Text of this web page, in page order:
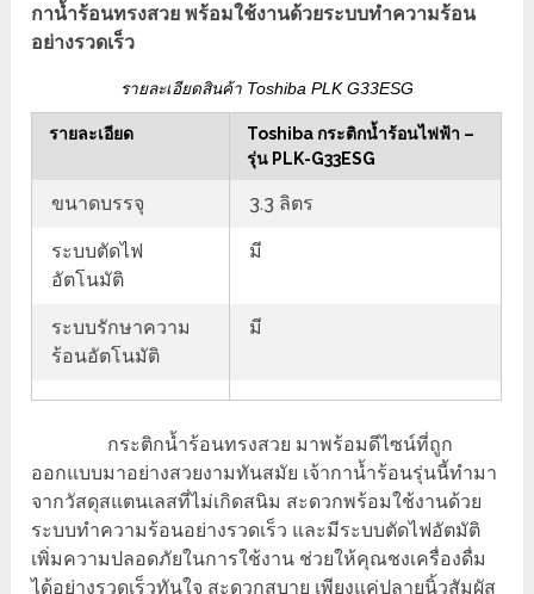
กาน้ำร้อนทรงสวย พร้อมใช้งานด้วยระบบทำความร้อน
อย่างรวดเร็ว
รายละเอียดสินค้า Toshiba PLK G33ESG
รายละเอียด
Toshiba กระติกน้ำร้อนไฟฟ้า –
รุ่น PLK-G33ESG
ขนาดบรรจุ 3.3 ลิตร
ระบบตัดไฟ
อัตโนมัติ
มี
ระบบรักษาความ
ร้อนอัตโนมัติ
มี
กระติกน้ำร้อนทรงสวย มาพร้อมดีไซน์ที่ถูก
ออกแบบมาอย่างสวยงามทันสมัย เจ้ากาน้ำร้อนรุ่นนี้ทำมา
จากวัสดุสแตนเลสที่ไม่เกิดสนิม สะดวกพร้อมใช้งานด้วย
ระบบทำความร้อนอย่างรวดเร็ว และมีระบบตัดไฟอัตมัติ
เพิ่มความปลอดภัยในการใช้งาน ช่วยให้คุณชงเครื่องดื่ม
ได้อย่างรวดเร็วทันใจ สะดวกสบาย เพียงแค่ปลายนิ้วสัมผัส